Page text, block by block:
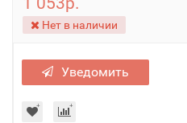
Нет в наличии
Уведомить